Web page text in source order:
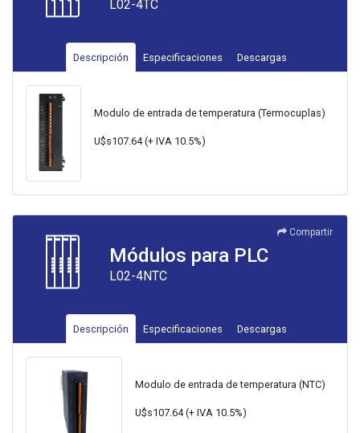
L02-4TC
Descripción Especificaciones Descargas
Modulo de entrada de temperatura (Termocuplas)
U$s107.64 (+ IVA 10.5%)
Compartir
Módulos para PLC
L02-4NTC
Descripción Especificaciones Descargas
Modulo de entrada de temperatura (NTC)
U$s107.64 (+ IVA 10.5%)